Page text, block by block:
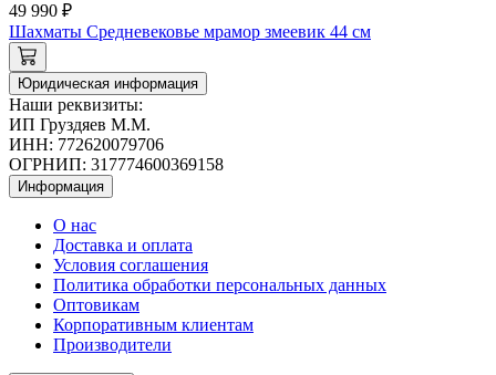
49 990 ₽
Шахматы Средневековье мрамор змеевик 44 см
Юридическая информация
Наши реквизиты:
ИП Груздяев М.М.
ИНН: 772620079706
ОГРНИП: 317774600369158
Информация
О нас
Доставка и оплата
Условия соглашения
Политика обработки персональных данных
Оптовикам
Корпоративным клиентам
Производители